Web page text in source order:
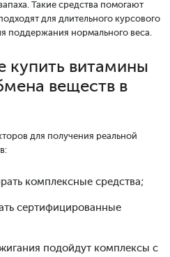
Такие средства помогают
для длительного курсового
поддержания нормального веса.
купить витамины
веществ в
для получения реальной
комплексные средства;
сертифицированные
подойдут комплексы с